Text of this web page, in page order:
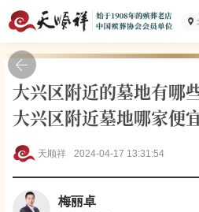
大兴区附近的墓地有哪
大兴区附近墓地哪家便宜
天顺祥 2024-04-17 13:31:54
梅丽卓